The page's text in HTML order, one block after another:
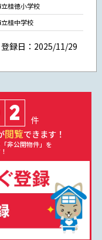
桂徳小学校
桂中学校
登録日：2025/11/29
2 件
閲覧できます！
非公開物件」を